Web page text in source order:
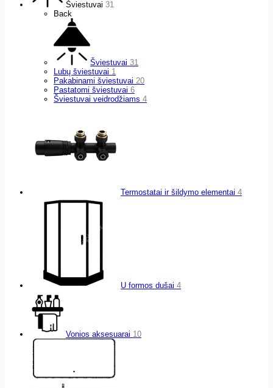
Šviestuvai 31
Back
Šviestuvai 31
Lubų šviestuvai 1
Pakabinami šviestuvai 20
Pastatomi šviestuvai 6
Šviestuvai veidrodžiams 4
Termostatai ir šildymo elementai 4
U formos dušai 4
Vonios aksesuarai 10